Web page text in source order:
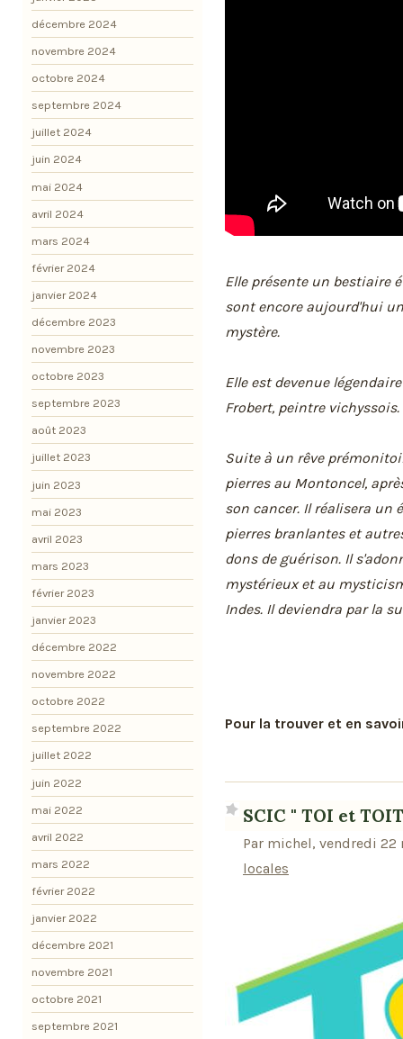
Elle présente un bestiaire
sont encore aujourd'hui
mystère.
Elle est devenue
Frobert, peintre vichyssois.
Suite à un rêve
pierres au Montoncel,
son cancer. Il réalisera un
pierres branlantes et
dons de guérison. Il
mystérieux et au
Indes. Il deviendra par la
Pour la trouver et en
SCIC " TOI et
Par michel, vendredi 22
locales
décembre 2024
novembre 2024
octobre 2024
septembre 2024
juillet 2024
juin 2024
mai 2024
avril 2024
mars 2024
février 2024
janvier 2024
décembre 2023
novembre 2023
octobre 2023
septembre 2023
août 2023
juillet 2023
juin 2023
mai 2023
avril 2023
mars 2023
février 2023
janvier 2023
décembre 2022
novembre 2022
octobre 2022
septembre 2022
juillet 2022
juin 2022
mai 2022
avril 2022
mars 2022
février 2022
janvier 2022
décembre 2021
novembre 2021
octobre 2021
septembre 2021